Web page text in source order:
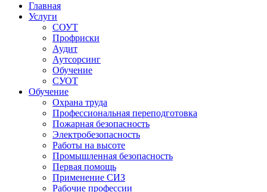
Главная
Услуги
СОУТ
Профриски
Аудит
Аутсорсинг
Обучение
СУОТ
Обучение
Охрана труда
Профессиональная переподготовка
Пожарная безопасность
Электробезопасность
Работы на высоте
Промышленная безопасность
Первая помощь
Применение СИЗ
Рабочие профессии